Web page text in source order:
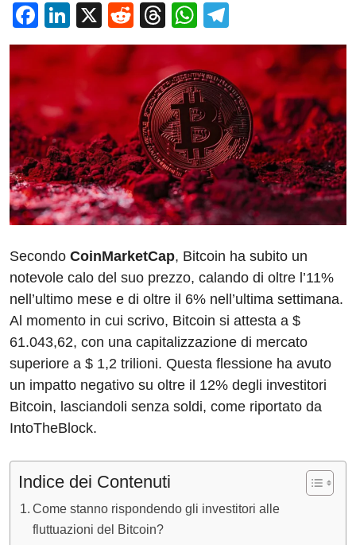
F
a
c
e
b
o
o
k
Li
n
e
dI
n
X
R
e
di
t
T
hr
e
a
d
s
W
h
at
s
A
p
p
el
e
gr
a
m
Secondo CoinMarketCap, Bitcoin ha subito un
notevole calo del suo prezzo, calando di oltre l’11%
nell’ultimo mese e di oltre il 6% nell’ultima settimana.
Al momento in cui scrivo, Bitcoin si attesta a $
61.043,62, con una capitalizzazione di mercato
superiore a $ 1,2 trilioni. Questa flessione ha avuto
un impatto negativo su oltre il 12% degli investitori
Bitcoin, lasciandoli senza soldi, come riportato da
IntoTheBlock.
Indice dei Contenuti
Come stanno rispondendo gli investitori alle
fluttuazioni del Bitcoin?